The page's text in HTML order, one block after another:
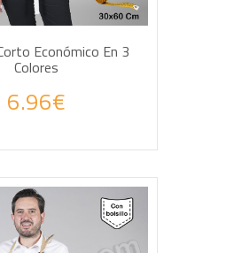
Económico En 3
Colores
6.96€